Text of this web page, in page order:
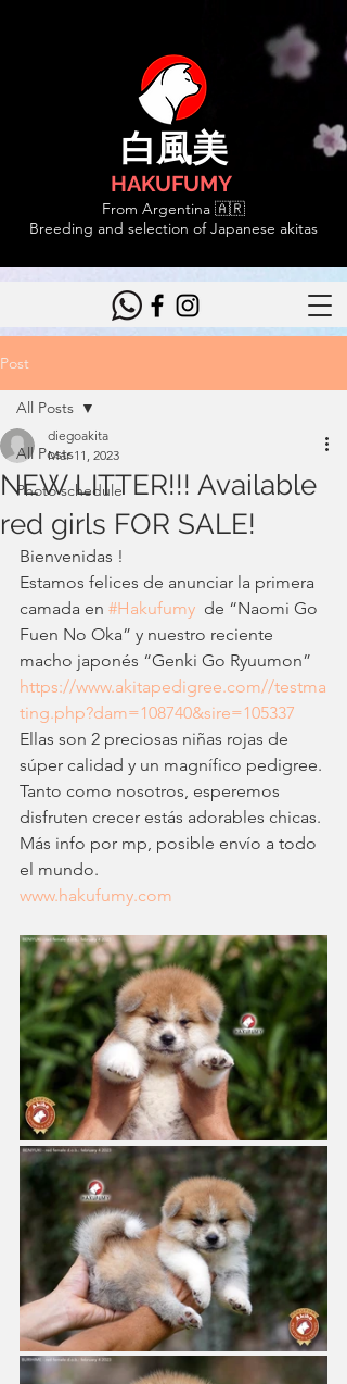
白風美
HAKUFUMY
From Argentina 🇦🇷
Breeding and selection of Japanese akitas
Post
All Posts
Photo schedule
All Posts
NEW LITTER!!! Available
red girls FOR SALE!
diegoakita
Mar 11, 2023
Bienvenidas !
Estamos felices de anunciar la primera
camada en #Hakufumy
  de “Naomi Go
Fuen No Oka” y nuestro reciente
macho japonés “Genki Go Ryuumon”
https://www.akitapedigree.com//testma
ting.php?dam=108740&sire=105337
Ellas son 2 preciosas niñas rojas de
súper calidad y un magnífico pedigree.
Tanto como nosotros, esperemos
disfruten crecer estás adorables chicas.
Más info por mp, posible envío a todo
el mundo.
www.hakufumy.com